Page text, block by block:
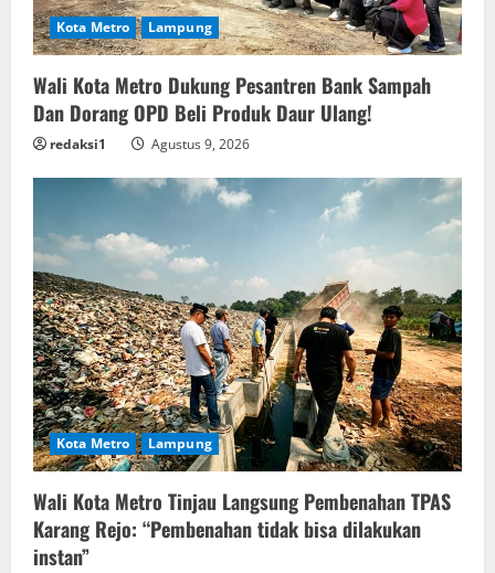
Kota Metro Lampung
Wali Kota Metro Dukung Pesantren Bank Sampah
Dan Dorang OPD Beli Produk Daur Ulang!
redaksi1 Agustus 9, 2026
Kota Metro Lampung
Wali Kota Metro Tinjau Langsung Pembenahan TPAS
Karang Rejo: “Pembenahan tidak bisa dilakukan
instan”